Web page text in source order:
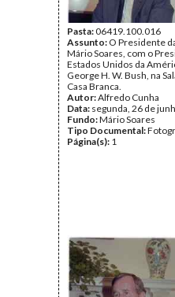
Pasta:06419.100.016
Assunto: O Presidente
Mário Soares, com o
Estados Unidos da
George H. W. Bush, na
Casa Branca.
Autor:Alfredo Cunha
Data: segunda, 26 de
Fundo:Mário Soares
Tipo Documental:
Página(s): 1